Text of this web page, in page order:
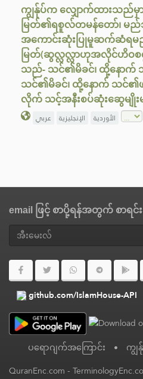
ကျွန်ုပ်က လျှောက်ထားသည်
မြတ်၏ရစူလ်တမန်တော်၊ မည်
အကောင်းဆုံးပြုမူဆက်ဆံရမ
မြတ်(ဆွလ္လလ္လာဟုအလိုင်ဟိဝစ
သည်- သင်၏မိခင်၊ ထို့နောက်
သင်၏မိခင်၊ ထို့နောက် သင်၏
လိုက် သင့်အနီးစပ်ဆုံးဆွေမျိုးမ
عربي الإنجليزية الأوردية
email ဖြင့် စာပို့ရန်အတွက် စာရင်
github.com/IslamHouse-API
ပရောဂျက်အကြောင်း • က
QuranEnc.com-